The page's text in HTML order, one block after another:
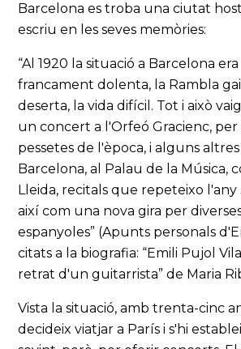
Barcelona es troba una ciutat
escriu en les seves memòries:
“Al 1920 la situació a Barcelona era
francament dolenta, la Rambla
deserta, la vida difícil. Tot i això
un concert a l'Orfeó Gracienc, per
pessetes de l'època, i alguns
Barcelona, al Palau de la Música,
Lleida, recitals que repeteixo
així com una nova gira per
espanyoles” (Apunts personals
citats a la biografia: “Emili Pujol
retrat d'un guitarrista” de Maria
Vista la situació, amb trenta-cinc
decideix viatjar a París i s'hi